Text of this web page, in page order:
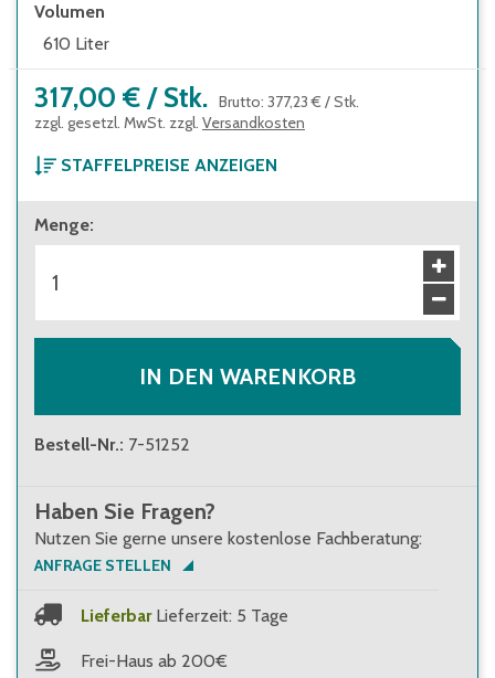
zusätzliche seitliche Rippen dienen als
Rammschutz
leichte Reinigung durch glatte Innenflächen
Volumen
610 Liter
317,00 € / Stk. Brutto: 377,23 € /Stk.
zzgl. gesetzl. MwSt. zzgl. Versandkosten
STAFFELPREISE ANZEIGEN
ab 1 Stück
317,00 €
ab 5 Stück
244,00 €
Menge:
IN DEN WARENKORB
Bestell-Nr.: 7-51252
Haben Sie Fragen?
Nutzen Sie gerne unsere kostenlose Fachberatung:
ANFRAGE STELLEN
Lieferbar Lieferzeit: 5 Tage
Frei-Haus ab 200€